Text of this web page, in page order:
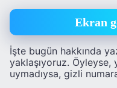
Ekran
İşte bugün hakkında
yaklaşıyoruz. Öyleyse,
uymadıysa, gizli